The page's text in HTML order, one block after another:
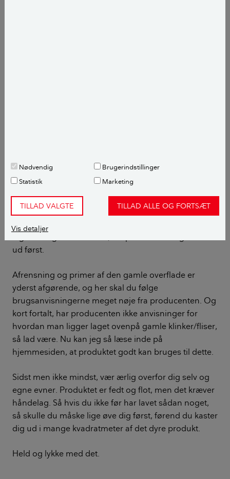
Nødvendig
Brugerindstillinger
Statistik
Marketing
TILLAD VALGTE TILLAD ALLE OG FORTSÆT
Vis detaljer
tingene til at hænge sammen, og dermed kan der
opstå hultlydende områder og revner samt
afskalninger.
Videre har jeg set disse ”udspartlinger” hvor man kan
se aftrykket fra de gamle flisefuger igennem det nye
ud først.
Afrensning og primer af den gamle overflade er
yderst afgørende, og her skal du følge
brugsanvisningerne meget nøje fra producenten. Og
kort fortalt, har producenten ikke anvisninger for
hvordan man ligger laget ovenpå gamle klinker/fliser,
så lad være. Nu kan jeg så læse inde på
hjemmesiden, at produktet godt kan bruges til dette.
Sidst men ikke mindst, vær ærlig overfor dig selv og
egne evner. Produktet er fedt og flot, men det kræver
håndelag. Så hvis du ikke før har lavet sådan noget,
så skulle du måske lige øve dig først, førend du kaster
dig ud i mange kvadratmeter af det dyre produkt.
Held og lykke med det.